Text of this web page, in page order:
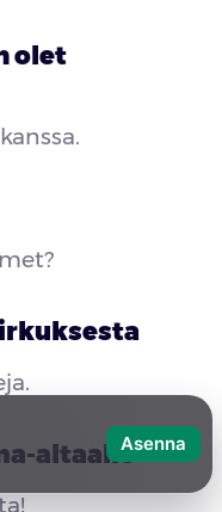
olet
altaalleAsenna